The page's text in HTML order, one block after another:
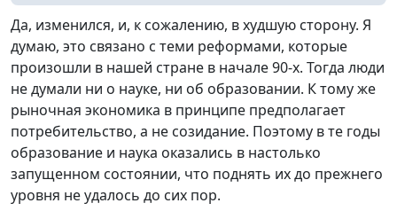
Да, изменился, и, к сожалению, в худшую сторону. Я
думаю, это связано с теми реформами, которые
произошли в нашей стране в начале 90-х. Тогда люди
не думали ни о науке, ни об образовании. К тому же
рыночная экономика в принципе предполагает
потребительство, а не созидание. Поэтому в те годы
образование и наука оказались в настолько
запущенном состоянии, что поднять их до прежнего
уровня не удалось до сих пор.